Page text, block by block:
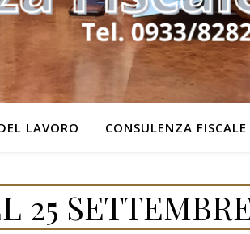
LAVORO CONSULENZA FISCALE
25